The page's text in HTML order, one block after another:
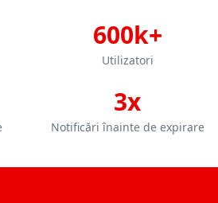
600k+
Utilizatori
3x
Notificări înainte de expirare